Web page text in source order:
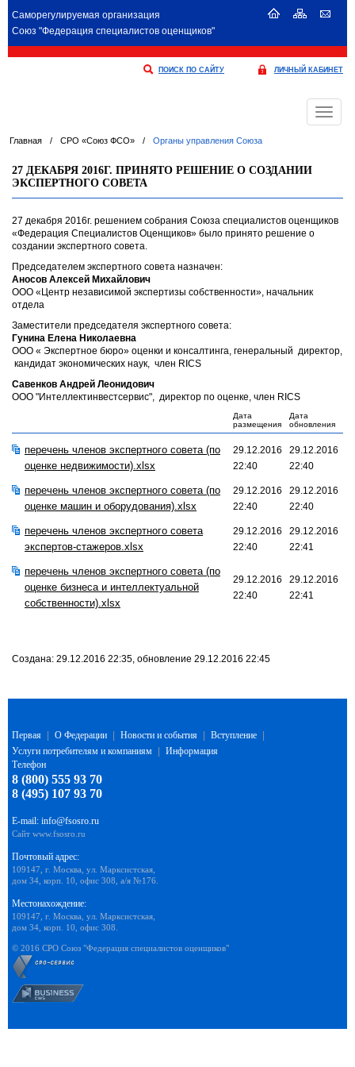
Саморегулируемая организация
Союз "Федерация специалистов оценщиков"
ПОИСК ПО САЙТУ ЛИЧНЫЙ КАБИНЕТ
Меню
Главная / СРО «Союз ФСО» / Органы управления Союза
27 ДЕКАБРЯ 2016Г. ПРИНЯТО РЕШЕНИЕ О СОЗДАНИИ
ЭКСПЕРТНОГО СОВЕТА
27 декабря 2016г. решением собрания Союза специалистов оценщиков
«Федерация Специалистов Оценщиков» было принято решение о
создании экспертного совета.
Председателем экспертного совета назначен:
Аносов Алексей Михайлович
ООО «Центр независимой экспертизы собственности», начальник
отдела
Заместители председателя экспертного совета:
Гунина Елена Николаевна
ООО « Экспертное бюро» оценки и консалтинга, генеральный директор,
кандидат экономических наук, член RICS
Савенков Андрей Леонидович
ООО "Интеллектинвестсервис", директор по оценке, член RICS
Дата
размещения
Дата
обновления
перечень членов экспертного совета (по
оценке недвижимости).xlsx
29.12.2016
22:40
29.12.2016
22:40
перечень членов экспертного совета (по
оценке машин и оборудования).xlsx
29.12.2016
22:40
29.12.2016
22:40
перечень членов экспертного совета
экспертов-стажеров.xlsx
29.12.2016
22:40
29.12.2016
22:41
перечень членов экспертного совета (по
оценке бизнеса и интеллектуальной
собственности).xlsx
29.12.2016
22:40
29.12.2016
22:41
Создана: 29.12.2016 22:35, обновление 29.12.2016 22:45
Первая О Федерации Новости и события Вступление
Услуги потребителям и компаниям
Информация
Телефон
8 (800) 555 93 70
8 (495) 107 93 70
E-mail: info@fsosro.ru
Сайт www.fsosro.ru
Почтовый адрес:
109147, г. Москва, ул. Марксистская,
дом 34, корп. 10, офис 308, а/я №176.
Местонахождение:
109147, г. Москва, ул. Марксистская,
дом 34, корп. 10, офис 308.
© 2016 СРО Союз "Федерация специалистов оценщиков"